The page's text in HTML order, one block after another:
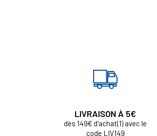
LIVRAISON À 5€
dès 149€ d'achat(1) avec le
code LIV149